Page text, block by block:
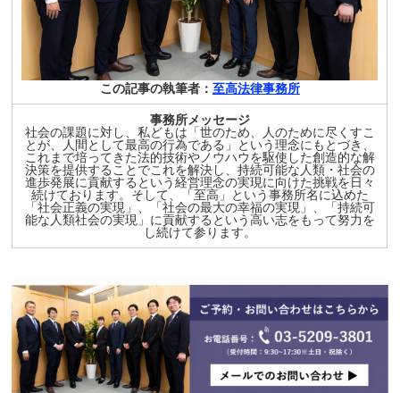
この記事の執筆者： 至高法律事務所
事務所メッセージ
社会の課題に対し、私どもは「世のため、人のために尽くすこ
とが、人間として最高の行為である」という理念にもとづき、
これまで培ってきた法的技術やノウハウを駆使した創造的な解
決策を提供することでこれを解決し、持続可能な人類・社会の
進歩発展に貢献するという経営理念の実現に向けた挑戦を日々
続けております。そして、「至高」という事務所名に込めた
「社会正義の実現」、「社会の最大の幸福の実現」、「持続可
能な人類社会の実現」に貢献するという高い志をもって努力を
し続けて参ります。